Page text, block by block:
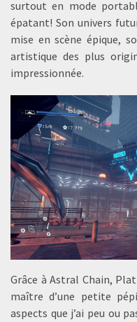
surtout en mode
épatant! Son univers
mise en scène épique,
artistique des plus
impressionnée.
Grâce à Astral Chain,
maître d’une petite
aspects que j’ai peu ou